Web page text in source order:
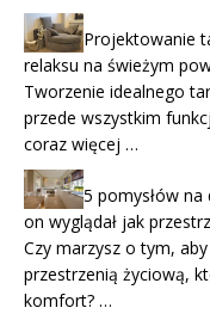
Projektowanie
relaksu na świeżym
Tworzenie idealnego
przede wszystkim
coraz więcej …
5 pomysłów
on wyglądał jak
Czy marzysz o tym,
przestrzenią życiową,
komfort? …